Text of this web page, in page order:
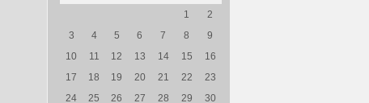
1
2
3
4 5 6 7 8
9
10
11 12 13 14 15
16
17
18 19 20 21 22
23
24
25 26 27 28 29
30